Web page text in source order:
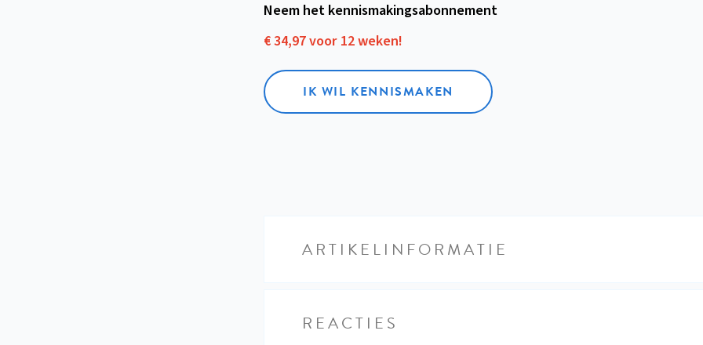
Neem het kennismakings­abonnement
€ 34,97 voor 12 weken!
IK WIL KENNISMAKEN
ARTIKELINFORMATIE
REACTIES